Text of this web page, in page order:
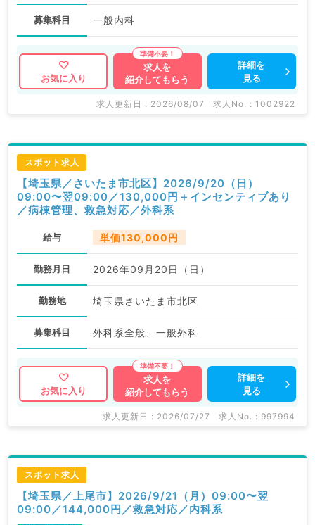
募集科目 一般内科
お気に入り
求人を
紹介してもらう
詳細を
見る
求人更新日 : 2026/08/07 求人No. : 1002922
スポット求人
【埼玉県／さいたま市北区】2026/9/20（日）
09:00〜翌09:00／130,000円＋インセンティブあり
／病棟管理、救急対応／外科系
給与 単価130,000円
勤務月日 2026年09月20日（日）
勤務地 埼玉県さいたま市北区
募集科目 外科系全般、一般外科
お気に入り
求人を
紹介してもらう
詳細を
見る
求人更新日 : 2026/07/27 求人No. : 997994
スポット求人
【埼玉県／上尾市】2026/9/21（月）09:00〜翌
09:00／144,000円／救急対応／内科系